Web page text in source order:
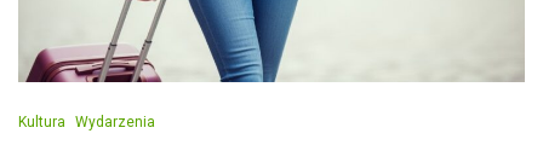
Kultura Wydarzenia